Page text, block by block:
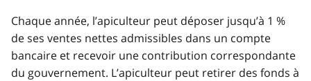
Chaque année, l’apiculteur peut déposer jusqu’à 1 %
de ses ventes nettes admissibles dans un compte
bancaire et recevoir une contribution correspondante
du gouvernement. L’apiculteur peut retirer des fonds à